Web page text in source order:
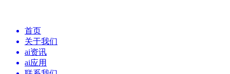
首页
关于我们
ai资讯
ai应用